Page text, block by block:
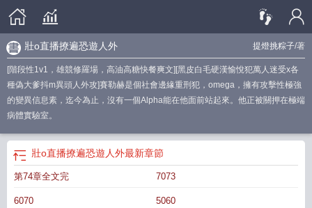
提燈挑粽子/著
壯o直播撩遍恐遊人外
[階段性1v1，雄競修羅場，高油高糖快餐爽文][黑皮白毛硬漢愉悅犯萬人迷受x各
種偽大爹抖m異頭人外攻]賽勒赫是個社會邊緣重刑犯，omega，擁有攻擊性極強
的變異信息素，迄今為止，沒有一個Alpha能在他面前站起來。他正被關押在極端
病體實驗室。
壯o直播撩遍恐遊人外最新章節
第74章全文完 7073
6070 5060